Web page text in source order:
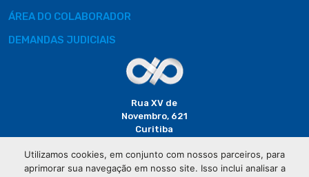
ÁREA DO COLABORADOR
DEMANDAS JUDICIAIS
Rua XV de
Novembro, 621
Curitiba
Utilizamos cookies, em conjunto com nossos parceiros, para
aprimorar sua navegação em nosso site. Isso inclui analisar a